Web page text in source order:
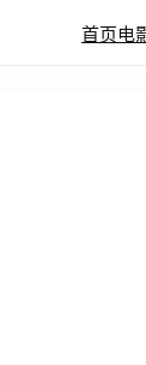
首页电